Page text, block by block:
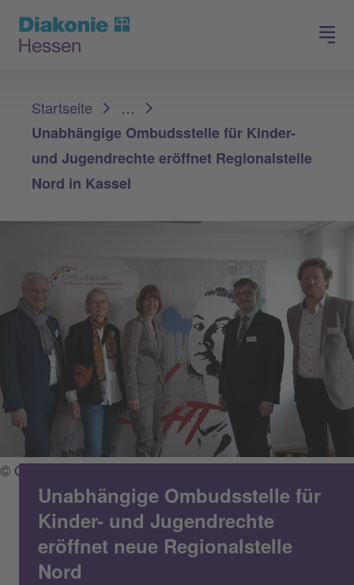
Spenden
Startseite
…
Unabhängige Ombudsstelle für Kinder-
und Jugendrechte eröffnet Regionalstelle
Nord in Kassel
© Ombudsstelle f. Kinder- u. Jugendrechte Hessen e.V.
Unabhängige Ombudsstelle für
Kinder- und Jugendrechte
eröffnet neue Regionalstelle
Nord